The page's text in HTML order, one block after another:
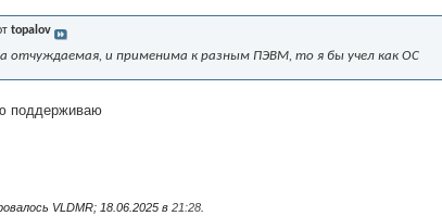
topalov
отчуждаемая, и применима к разным ПЭВМ, то я бы учел как ОС
поддерживаю
VLDMR; 18.06.2025 в 21:28